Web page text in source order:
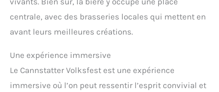
centrale, avec des brasseries locales qui mettent en
avant leurs meilleures créations.
Une expérience immersive
Le Cannstatter Volksfest est une expérience
immersive où l’on peut ressentir l’esprit convivial et